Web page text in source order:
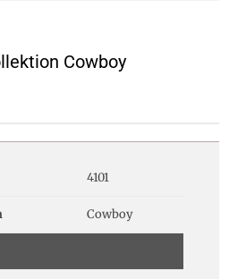
Cowboy
4101
Cowboy